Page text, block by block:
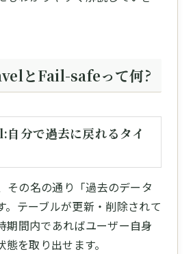
とFail-safeって何?
分で過去に戻れるタイ
その名の通り「過去のデータ
。テーブルが更新・削除されて
期間内であればユーザー自身
を取り出せます。